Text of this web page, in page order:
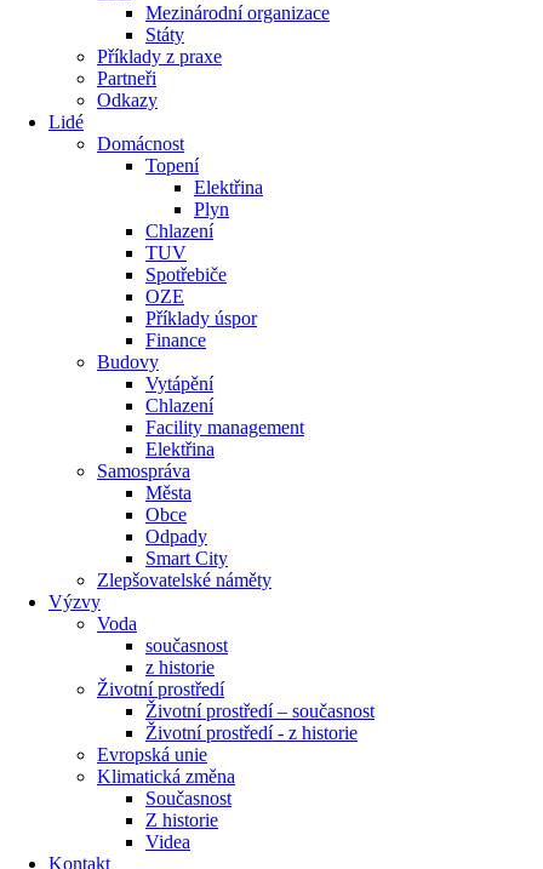
Mezinárodní organizace
Státy
Příklady z praxe
Partneři
Odkazy
Lidé
Domácnost
Topení
Elektřina
Plyn
Chlazení
TUV
Spotřebiče
OZE
Příklady úspor
Finance
Budovy
Vytápění
Chlazení
Facility management
Elektřina
Samospráva
Města
Obce
Odpady
Smart City
Zlepšovatelské náměty
Výzvy
Voda
současnost
z historie
Životní prostředí
Životní prostředí – současnost
Životní prostředí ​- z historie
Evropská unie
Klimatická změna
Současnost
Z historie
Videa
Kontakt